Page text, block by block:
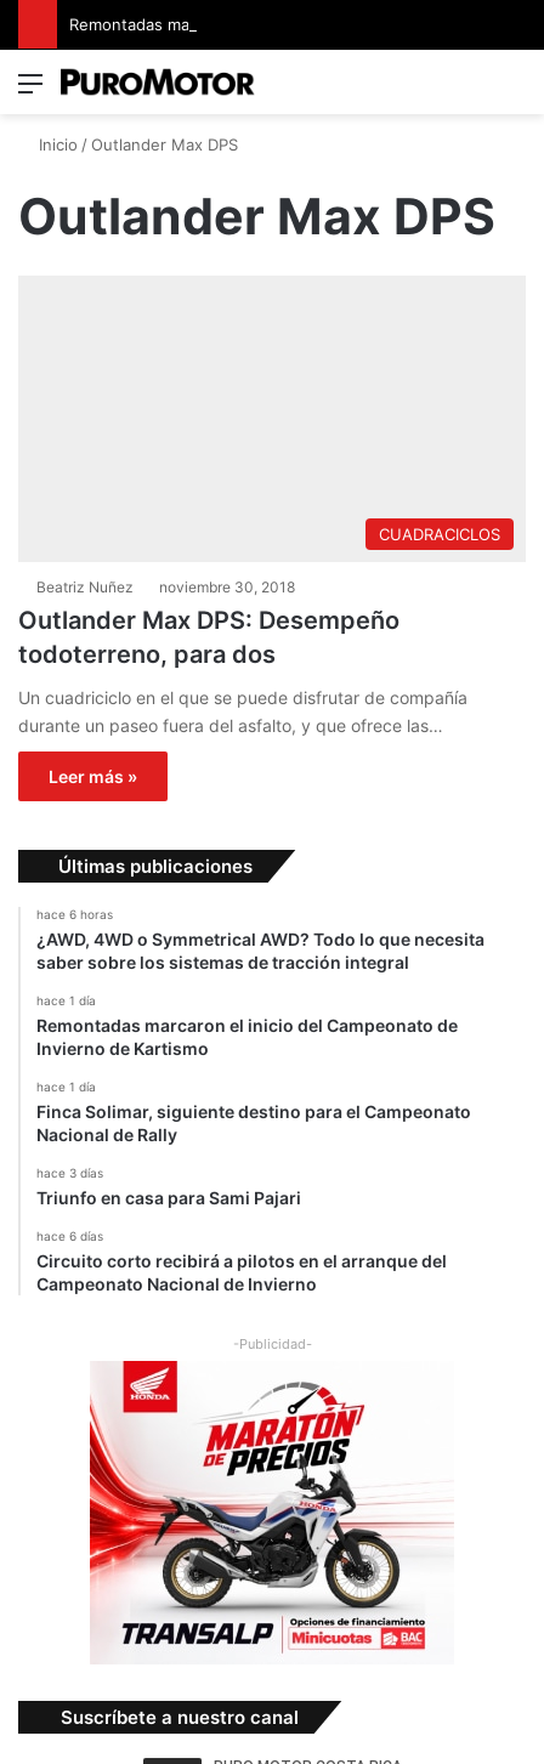
Menú
Inicio /Outlander Max DPS
Outlander Max DPS
CUADRACICLOS
Beatriz Nuñez noviembre 30, 2018
Outlander Max DPS: Desempeño
todoterreno, para dos
Un cuadriciclo en el que se puede disfrutar de compañía
durante un paseo fuera del asfalto, y que ofrece las…
Leer más »
Últimas publicaciones
hace 6 horas
¿AWD, 4WD o Symmetrical AWD? Todo lo que necesita
saber sobre los sistemas de tracción integral
hace 1 día
Remontadas marcaron el inicio del Campeonato de
Invierno de Kartismo
hace 1 día
Finca Solimar, siguiente destino para el Campeonato
Nacional de Rally
hace 3 días
Triunfo en casa para Sami Pajari
hace 6 días
Circuito corto recibirá a pilotos en el arranque del
Campeonato Nacional de Invierno
-Publicidad-
Suscríbete a nuestro canal